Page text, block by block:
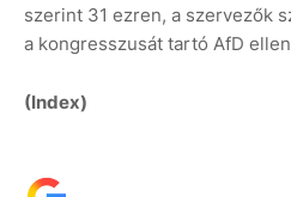
szerint 31 ezren, a szervezők
a kongresszusát tartó AfD
(Index)